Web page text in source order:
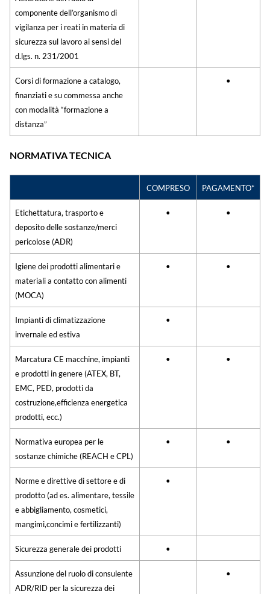
componente dell’organismo di
vigilanza per i reati in materia di
sicurezza sul lavoro ai sensi del
d.lgs. n. 231/2001
Corsi di formazione a catalogo,
finanziati e su commessa anche
con modalità “formazione a
distanza”
•
NORMATIVA TECNICA
COMPRESO PAGAMENTO*
Etichettatura, trasporto e
deposito delle sostanze/merci
pericolose (ADR)
• •
Igiene dei prodotti alimentari e
materiali a contatto con alimenti
(MOCA)
• •
Impianti di climatizzazione
invernale ed estiva
•
Marcatura CE macchine, impianti
e prodotti in genere (ATEX, BT,
EMC, PED, prodotti da
costruzione,efficienza energetica
prodotti, ecc.)
• •
Normativa europea per le
sostanze chimiche (REACH e CPL)
• •
Norme e direttive di settore e di
prodotto (ad es. alimentare, tessile
e abbigliamento, cosmetici,
mangimi,concimi e fertilizzanti)
•
Sicurezza generale dei prodotti •
Assunzione del ruolo di consulente
ADR/RID per la sicurezza dei
•